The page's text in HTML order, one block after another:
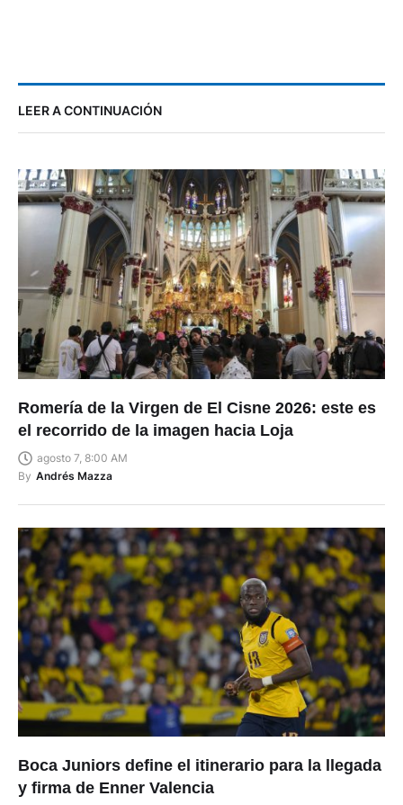
LEER A CONTINUACIÓN
Romería de la Virgen de El Cisne 2026: este es
el recorrido de la imagen hacia Loja
agosto 7, 8:00 AM
By Andrés Mazza
Boca Juniors define el itinerario para la llegada
y firma de Enner Valencia